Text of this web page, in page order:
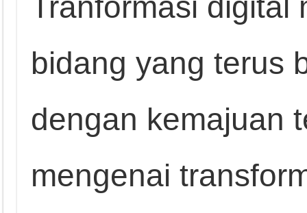
Tranformasi digital
bidang yang terus
dengan kemajuan
mengenai